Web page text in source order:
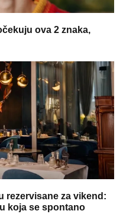
ova 2 znaka,
rezervisane za vikend:
koja se spontano